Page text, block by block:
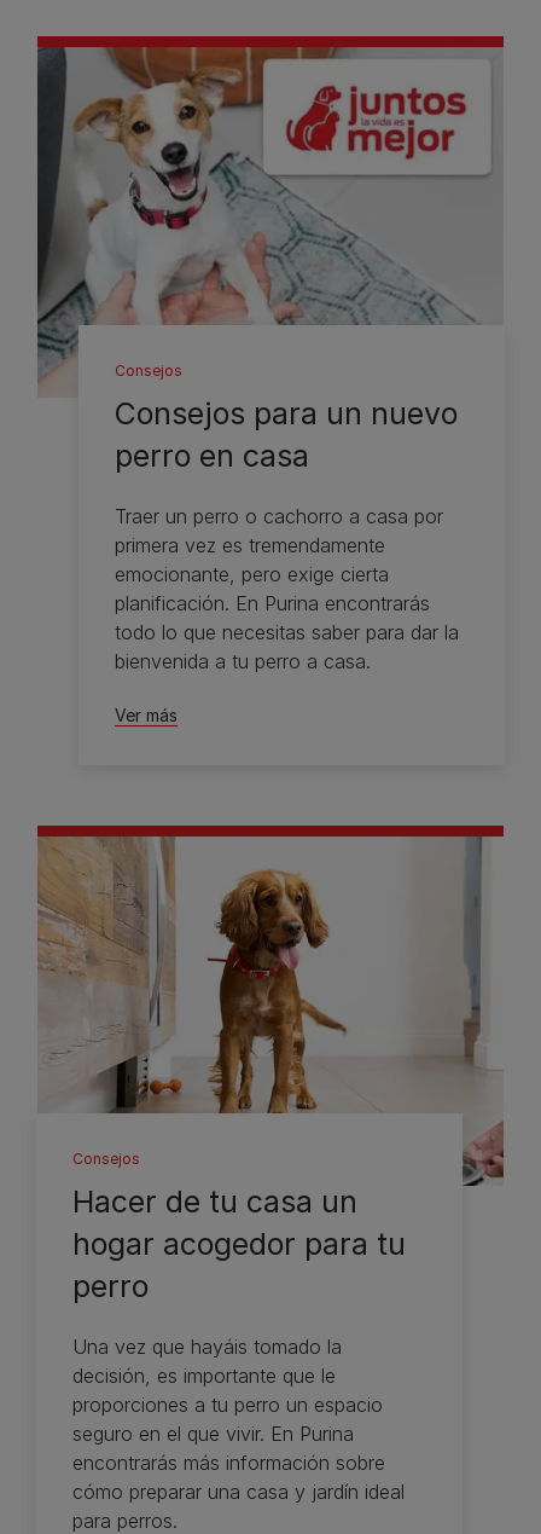
Consejos
Consejos para un nuevo
perro en casa
Traer un perro o cachorro a casa por
primera vez es tremendamente
emocionante, pero exige cierta
planificación. En Purina encontrarás
todo lo que necesitas saber para dar la
bienvenida a tu perro a casa.
Ver más
Consejos
Hacer de tu casa un
hogar acogedor para tu
perro
Una vez que hayáis tomado la
decisión, es importante que le
proporciones a tu perro un espacio
seguro en el que vivir. En Purina
encontrarás más información sobre
cómo preparar una casa y jardín ideal
para perros.